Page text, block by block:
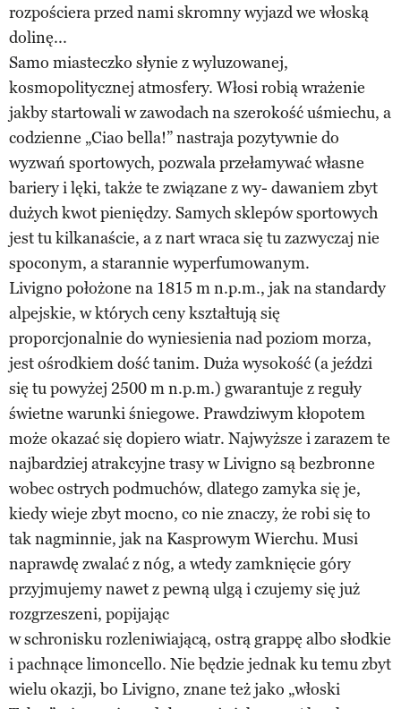
rozpościera przed nami skromny wyjazd we włoską
dolinę...
Samo miasteczko słynie z wyluzowanej,
kosmopolitycznej atmosfery. Włosi robią wrażenie
jakby startowali w zawodach na szerokość uśmiechu, a
codzienne „Ciao bella!” nastraja pozytywnie do
wyzwań sportowych, pozwala przełamywać własne
bariery i lęki, także te związane z wy- dawaniem zbyt
dużych kwot pieniędzy. Samych sklepów sportowych
jest tu kilkanaście, a z nart wraca się tu zazwyczaj nie
spoconym, a starannie wyperfumowanym.
Livigno położone na 1815 m n.p.m., jak na standardy
alpejskie, w których ceny kształtują się
proporcjonalnie do wyniesienia nad poziom morza,
jest ośrodkiem dość tanim. Duża wysokość (a jeździ
się tu powyżej 2500 m n.p.m.) gwarantuje z reguły
świetne warunki śniegowe. Prawdziwym kłopotem
może okazać się dopiero wiatr. Najwyższe i zarazem te
najbardziej atrakcyjne trasy w Livigno są bezbronne
wobec ostrych podmuchów, dlatego zamyka się je,
kiedy wieje zbyt mocno, co nie znaczy, że robi się to
tak nagminnie, jak na Kasprowym Wierchu. Musi
naprawdę zwalać z nóg, a wtedy zamknięcie góry
przyjmujemy nawet z pewną ulgą i czujemy się już
rozgrzeszeni, popijając
w schronisku rozleniwiającą, ostrą grappę albo słodkie
i pachnące limoncello. Nie będzie jednak ku temu zbyt
wielu okazji, bo Livigno, znane też jako „włoski